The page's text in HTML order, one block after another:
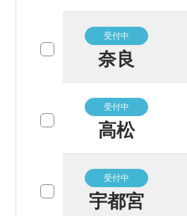
受付中
奈良
受付中
高松
受付中
宇都宮